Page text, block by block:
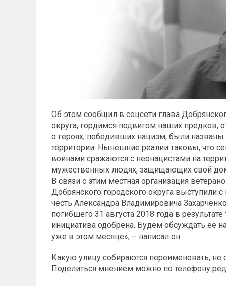
Об этом сообщил в соцсети глава
округа, гордимся подвигом наших предков,
о героях, победивших нацизм, были
территории. Нынешние реалии таковы, что
воинами сражаются с неонацистами на
мужественных людях, защищающих свой
В связи с этим местная организация
Добрянского городского округа выступили
честь Александра Владимировича
погибшего 31 августа 2018 года в
инициатива одобрена. Будем обсуждать её
уже в этом месяце», – написал он.
Какую улицу собираются переименовать,
Поделиться мнением можно по телефону